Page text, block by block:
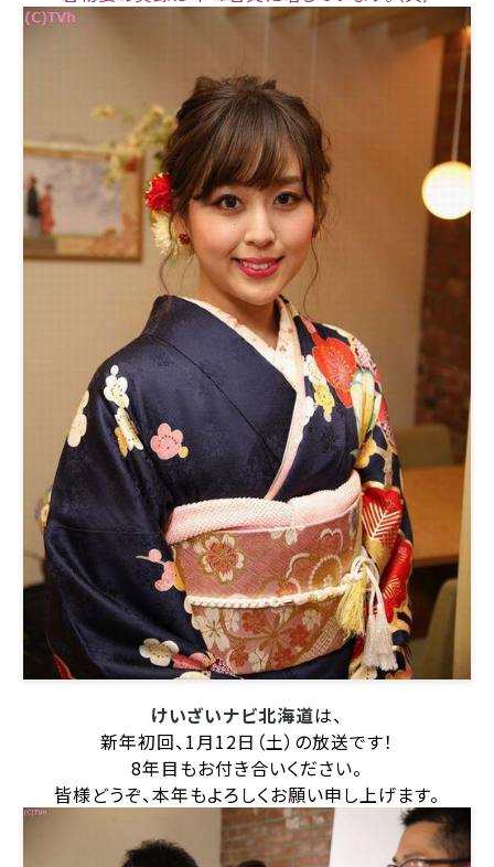
けいざいナビ北海道は、
新年初回、1月12日（土）の放送です！
8年目もお付き合いください。
皆様どうぞ、本年もよろしくお願い申し上げます。